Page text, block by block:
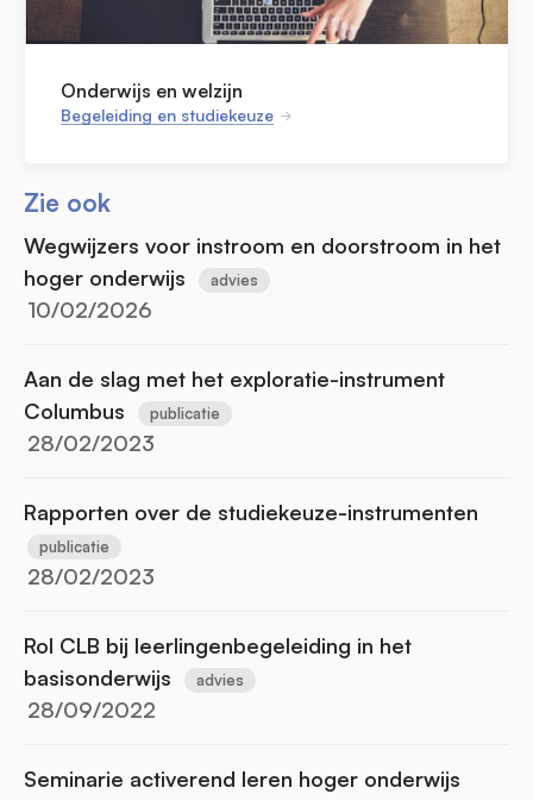
Onderwijs en welzijn
Begeleiding en studiekeuze
Zie ook
Wegwijzers voor instroom en doorstroom in het
hoger onderwijs
advies
10/02/2026
Aan de slag met het exploratie-instrument
Columbus
publicatie
28/02/2023
Rapporten over de studiekeuze-instrumenten
publicatie
28/02/2023
Rol CLB bij leerlingenbegeleiding in het
basisonderwijs
advies
28/09/2022
Seminarie activerend leren hoger onderwijs